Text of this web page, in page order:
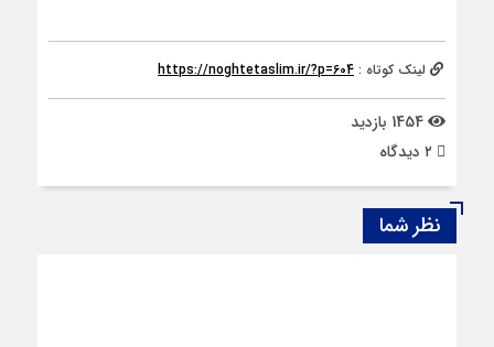
لینک کوتاه : https://noghtetaslim.ir/?p=604
۲ دیدگاه
نظر شما